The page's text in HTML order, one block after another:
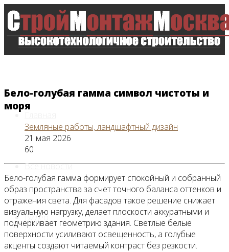
Все новости
Видео
Бело-голубая гамма символ чистоты и
моря
Земляные работы, ландшафтный дизайн
21 мая 2026
60
Бело-голубая гамма формирует спокойный и собранный
образ пространства за счет точного баланса оттенков и
отражения света. Для фасадов такое решение снижает
визуальную нагрузку, делает плоскости аккуратными и
подчеркивает геометрию здания. Светлые белые
поверхности усиливают освещенность, а голубые
акценты создают читаемый контраст без резкости.